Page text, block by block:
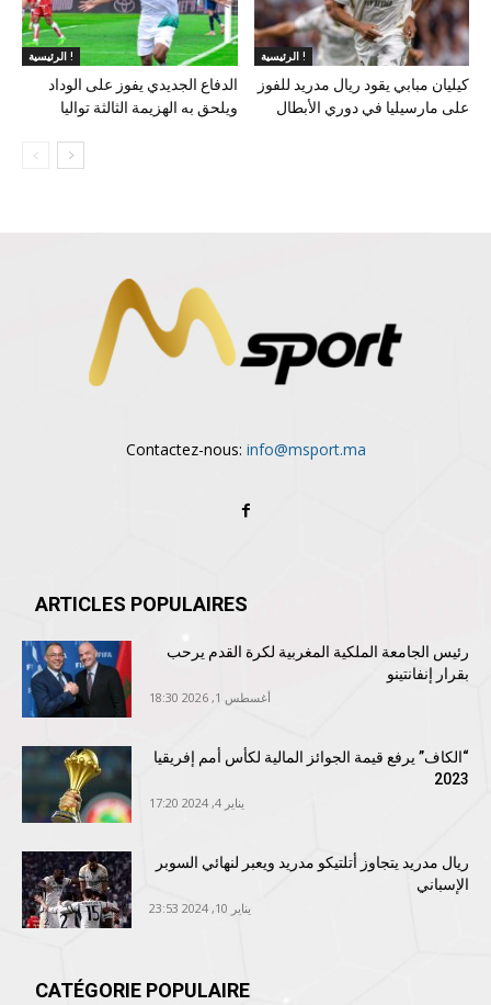
الرئيسية !
الدفاع الجديدي يفوز على الوداد
ويلحق به الهزيمة الثالثة تواليا
الرئيسية !
كيليان مبابي يقود ريال مدريد للفوز
على مارسيليا في دوري الأبطال
Contactez-nous: info@msport.ma
ARTICLES POPULAIRES
رئيس الجامعة الملكية المغربية لكرة القدم يرحب
بقرار إنفانتينو
أغسطس 1, 2026 18:30
“الكاف” يرفع قيمة الجوائز المالية لكأس أمم إفريقيا
2023
يناير 4, 2024 17:20
ريال مدريد يتجاوز أتلتيكو مدريد ويعبر لنهائي السوبر
الإسباني
يناير 10, 2024 23:53
CATÉGORIE POPULAIRE